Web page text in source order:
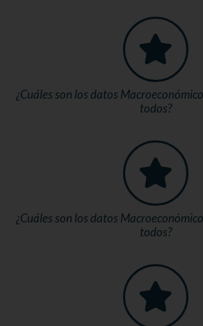
¿Cuáles son los datos
todos?
¿Cuáles son los datos
todos?